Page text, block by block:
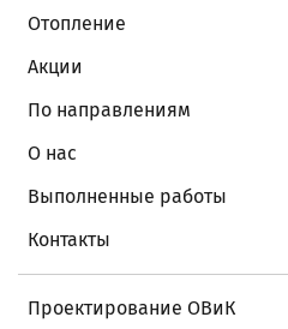
Отопление
Акции
По направлениям
О нас
Выполненные работы
Контакты
Проектирование ОВиК